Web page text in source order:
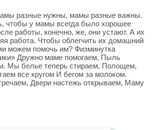
разные нужны, мамы разные важны.
чтобы у мамы всегда было хорошее
работы, конечно, же, они устают. А их
работа. Чтобы облегчить их домашний
можем помочь им? Физминутка
Дружно маме помогаем, Пыль
Мы белье теперь стираем, Полощем,
все кругом И бегом за молоком.
Двери настежь открываем, Маму